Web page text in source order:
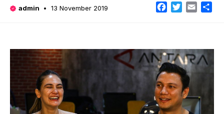
admin 13 November 2019 Facebook
TwitterEmail